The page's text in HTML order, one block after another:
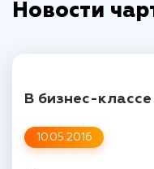
Новости
10.05.2016
В бизнес-